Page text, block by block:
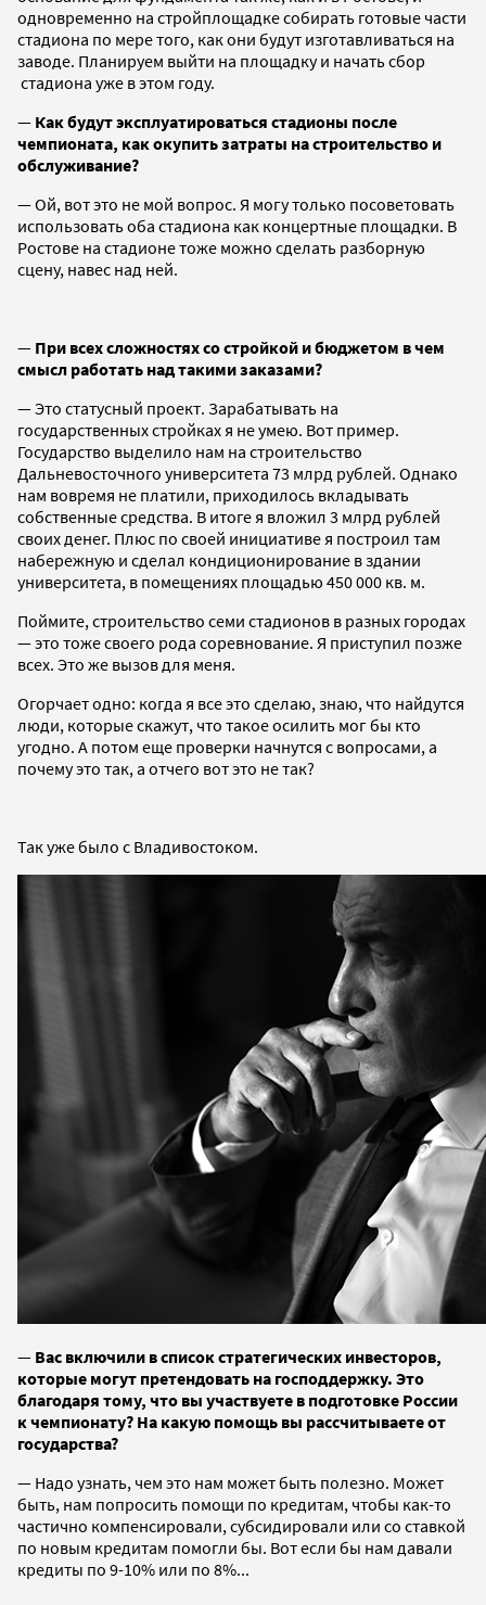
одновременно на стройплощадке собирать готовые части
стадиона по мере того, как они будут изготавливаться на
заводе. Планируем выйти на площадку и начать сбор
стадиона уже в этом году.
— Как будут эксплуатироваться стадионы после
чемпионата, как окупить затраты на строительство и
обслуживание?
— Ой, вот это не мой вопрос. Я могу только посоветовать
использовать оба стадиона как концертные площадки. В
Ростове на стадионе тоже можно сделать разборную
сцену, навес над ней.
— При всех сложностях со стройкой и бюджетом в чем
смысл работать над такими заказами?
— Это статусный проект. Зарабатывать на
государственных стройках я не умею. Вот пример.
Государство выделило нам на строительство
Дальневосточного университета 73 млрд рублей. Однако
нам вовремя не платили, приходилось вкладывать
собственные средства. В итоге я вложил 3 млрд рублей
своих денег. Плюс по своей инициативе я построил там
набережную и сделал кондиционирование в здании
университета, в помещениях площадью 450 000 кв. м.
Поймите, строительство семи стадионов в разных городах
— это тоже своего рода соревнование. Я приступил позже
всех. Это же вызов для меня.
Огорчает одно: когда я все это сделаю, знаю, что найдутся
люди, которые скажут, что такое осилить мог бы кто
угодно. А потом еще проверки начнутся с вопросами, а
почему это так, а отчего вот это не так?
Так уже было с Владивостоком.
— Вас включили в список стратегических инвесторов,
которые могут претендовать на господдержку. Это
благодаря тому, что вы участвуете в подготовке России
к чемпионату? На какую помощь вы рассчитываете от
государства?
— Надо узнать, чем это нам может быть полезно. Может
быть, нам попросить помощи по кредитам, чтобы как-то
частично компенсировали, субсидировали или со ставкой
по новым кредитам помогли бы. Вот если бы нам давали
кредиты по 9-10% или по 8%...